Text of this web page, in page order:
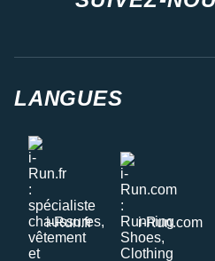
LANGUES
i-Run.fr i-Run.com